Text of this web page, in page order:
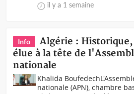
il y a 1 semaine
Info
Algérie :
élue à la tête de
nationale
Khalida
nationale (APN), chambre